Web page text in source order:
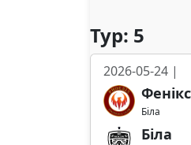
Тур: 5
2026-05-24 |
Фенікс
Біла
Біла